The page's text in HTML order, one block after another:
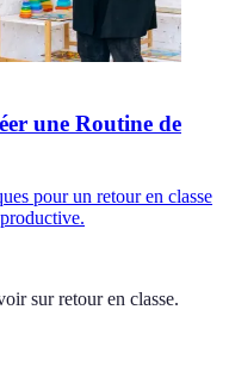
une Routine de
pour un retour en classe
sur retour en classe.